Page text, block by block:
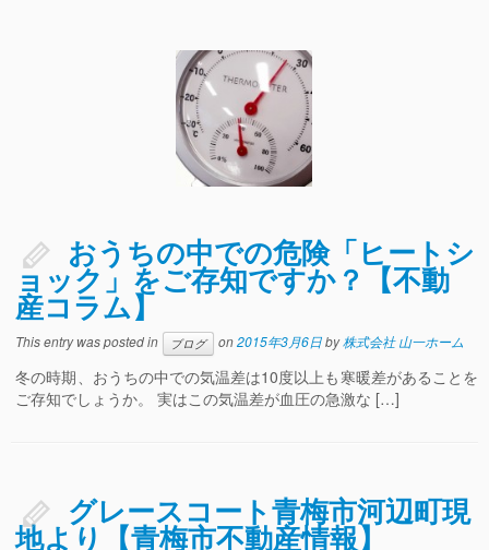
おうちの中での危険「ヒートシ
ョック」をご存知ですか？【不動
産コラム】
This entry was posted in ブログ on2015年3月6日by株式会社 山一ホーム
冬の時期、おうちの中での気温差は10度以上も寒暖差があることを
ご存知でしょうか。 実はこの気温差が血圧の急激な […]
グレースコート青梅市河辺町現
地より【青梅市不動産情報】